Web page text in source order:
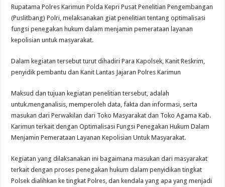
Rupatama Polres Karimun Polda Kepri Pusat Penelitian Pengembangan
(Puslitbang) Polri, melaksanakan giat penelitian tentang optimalisasi
fungsi penegakan hukum dalam menjamin pemerataan layanan
kepolisian untuk masyarakat.
Dalam kegiatan tersebut turut dihadiri Para Kapolsek, Kanit Reskrim,
penyidik pembantu dan Kanit Lantas Jajaran Polres Karimun
Maksud dan tujuan kegiatan penelitian tersebut, adalah
untuk.menganalisis, memperoleh data, fakta dan informasi, serta
masukan dari Perwakilan dari Toko Masyarakat dan Toko Agama Kab.
Karimun terkait dengan Optimalisasi Fungsi Penegakan Hukum Dalam
Menjamin Pemerataan Layanan Kepolisian Untuk Masyarakat.
Kegiatan yang dilaksanakan ini bagaimana masukan dari masyarakat
terkait dengan proses penegakan hukum dalam penyidikan tingkat
Polsek dialihkan ke tingkat Polres, dan kendala yang apa yang menjadi